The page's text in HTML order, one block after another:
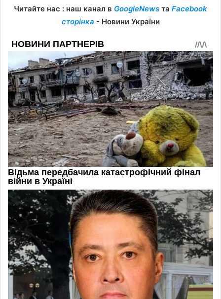
Читайте нас : наш канал в GoogleNews та Facebook
сторінка - Новини України